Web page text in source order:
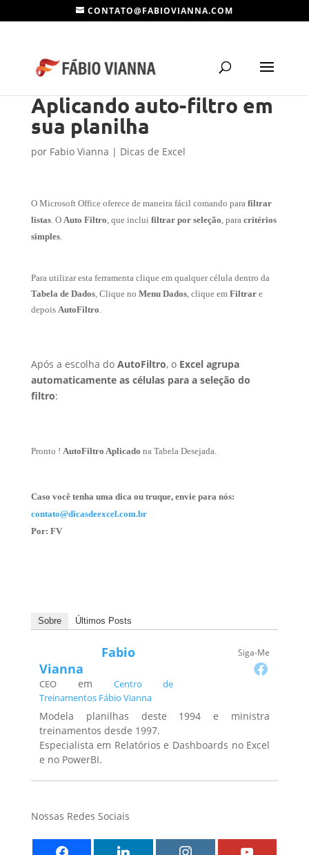
CONTATO@FABIOVIANNA.COM
Aplicando auto-filtro em
sua planilha
por Fabio Vianna | Dicas de Excel
O Microsoft Office oferece de maneira fácil comando para filtrar
listas. O Auto Filtro, que inclui filtrar por seleção, para critérios
simples.
Para utilizar esta ferramenta clique em qualquer célula dentro da
Tabela de Dados, Clique no Menu Dados, clique em Filtrare
depois AutoFiltro.
Após a escolha do AutoFiltro, o Excel agrupa
automaticamente as células para a seleção do
filtro:
Pronto ! AutoFiltro Aplicado na Tabela Desejada.
Caso você tenha uma dica ou truque, envie para nós:
contato@dicasdeexcel.com.br
Por: FV
Sobre Últimos Posts
Siga-Me
Fabio
Vianna
CEOemCentro de
Treinamentos Fábio Vianna
Modela planilhas deste 1994 e ministra
treinamentos desde 1997.
Especialista em Relatórios e Dashboards no Excel
e no PowerBI.
Nossas Redes Sociais